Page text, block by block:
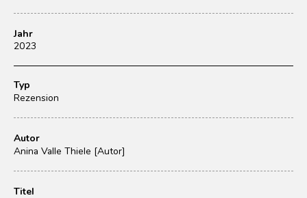
Jahr
2023
Typ
Rezension
Autor
Anina Valle Thiele [Autor]
Titel